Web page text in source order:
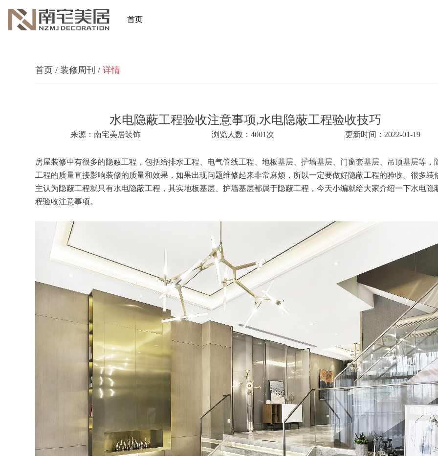
首页
首页 / 装修周刊 / 详情
水电隐蔽工程验收注意事项,水电隐蔽工程验收技巧
来源：南宅美居装饰 浏览人数：4001次 更新时间：2022-01-19
房屋装修中有很多的隐蔽工程，包括给排水工程、电气管线工程、地板基层、护墙基层、门窗套基层、吊顶基层等，
工程的质量直接影响装修的质量和效果，如果出现问题维修起来非常麻烦，所以一定要做好隐蔽工程的验收。很多装
主认为隐蔽工程就只有水电隐蔽工程，其实地板基层、护墙基层都属于隐蔽工程，今天小编就给大家介绍一下水电隐
程验收注意事项。